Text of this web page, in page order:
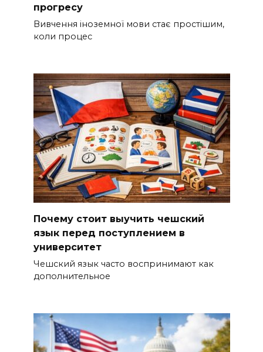
прогресу
Вивчення іноземної мови стає простішим,
коли процес
Почему стоит выучить чешский
язык перед поступлением в
университет
Чешский язык часто воспринимают как
дополнительное